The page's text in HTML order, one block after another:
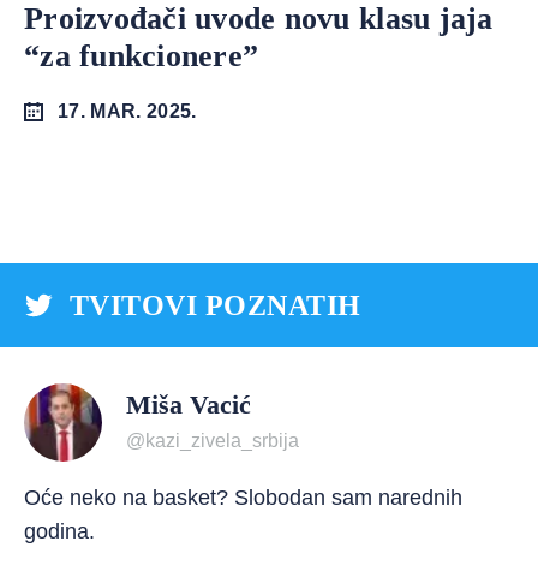
Proizvođači uvode novu klasu jaja
“za funkcionere”
17. MAR. 2025.
TVITOVI POZNATIH
Miša Vacić
@kazi_zivela_srbija
Oće neko na basket? Slobodan sam narednih
godina.